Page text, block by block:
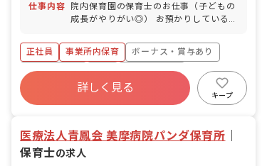
仕事内容
院内保育園の保育士のお仕事（子どもの
成長がやりがい◎） お預かりしている子
食事・睡眠・排泄・清潔・衣類の着脱等
・集団生活を通じた社会性の装着 ・行事
の計画・実行、お知らせの作成
正社員 事業所内保育
ボーナス・賞与あり
社会保険完備
有給
福利厚生充実
昇給昇進あり
産休育休制度
詳しく見る
キープ
医療法人青鳳会 美摩病院パンダ保育所
保育士の求人